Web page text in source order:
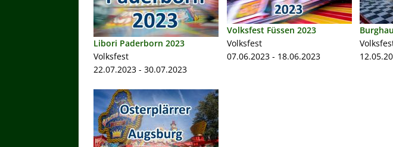
Libori Paderborn 2023
Volksfest
22.07.2023 - 30.07.2023
Volksfest Füssen 2023
Volksfest
07.06.2023 - 18.06.2023